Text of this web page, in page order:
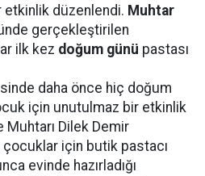
etkinlik düzenlendi. Muhtar
gerçekleştirilen
ilk kez doğum günü pastası
daha önce hiç doğum
için unutulmaz bir etkinlik
Dilek Demir
için butik pastacı
evinde hazırladığı